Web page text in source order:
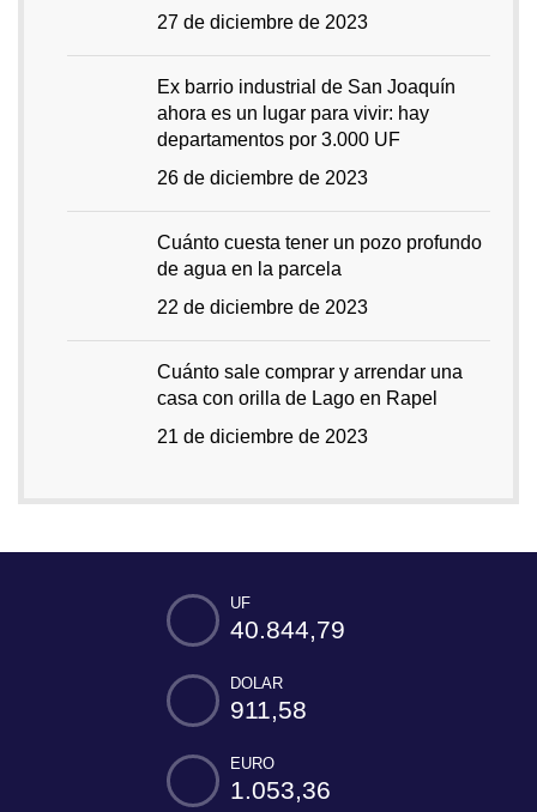
27 de diciembre de 2023
Ex barrio industrial de San Joaquín
ahora es un lugar para vivir: hay
departamentos por 3.000 UF
26 de diciembre de 2023
Cuánto cuesta tener un pozo profundo
de agua en la parcela
22 de diciembre de 2023
Cuánto sale comprar y arrendar una
casa con orilla de Lago en Rapel
21 de diciembre de 2023
UF
40.844,79
DOLAR
911,58
EURO
1.053,36